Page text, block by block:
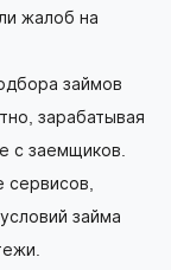
жалоб на
займов
зарабатывая
с заемщиков.
сервисов,
займа